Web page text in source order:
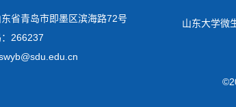
省青岛市即墨区滨海路72号
266237
山东大学微